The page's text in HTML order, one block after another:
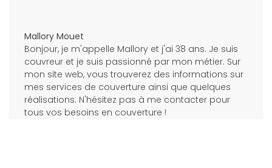
Mallory Mouet
Bonjour, je m'appelle Mallory et j'ai 38 ans. Je suis
couvreur et je suis passionné par mon métier. Sur
mon site web, vous trouverez des informations sur
mes services de couverture ainsi que quelques
réalisations. N'hésitez pas à me contacter pour
tous vos besoins en couverture !